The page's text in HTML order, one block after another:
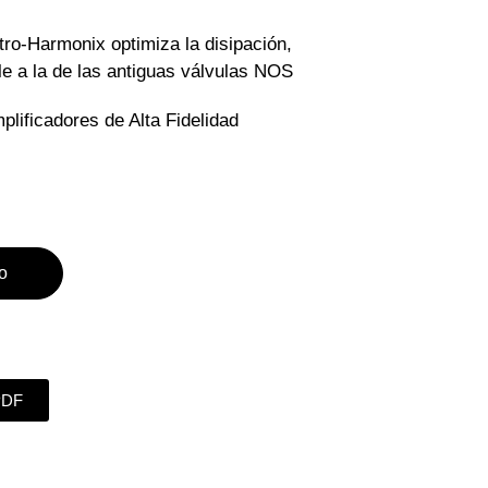
Harmonix optimiza la disipación,
a la de las antiguas válvulas NOS
de Alta Fidelidad